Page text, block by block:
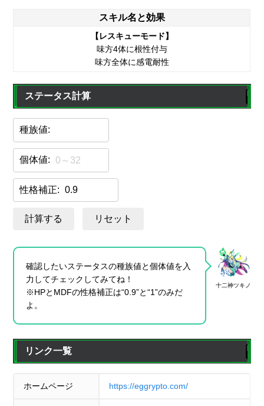
スキル名と効果
【レスキューモード】
味方4体に根性付与
味方全体に感電耐性
ステータス計算
種族値:
個体値:
性格補正:
計算する リセット
十二神ツキノ
確認したいステータスの種族値と個体値を入
力してチェックしてみてね！
※HPとMDFの性格補正は“0.9”と“1”のみだ
よ。
リンク一覧
ホームページ https://eggrypto.com/